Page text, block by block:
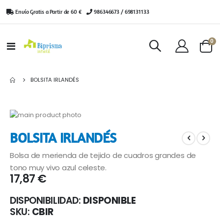
Envío Gratis a Partir de 60 € | 986346673 / 698131133
Toggle
Cart
0
BOLSITA IRLANDÉS
Saltar
final
de
la
galería
de
imágenes
al
comienzo
de
la
galería
imágenes
BOLSITA IRLANDÉS
Bolsa de merienda de tejido de cuadros grandes de
tono muy vivo azul celeste.
17,87 €
DISPONIBILIDAD: DISPONIBLE
SKU CBIR